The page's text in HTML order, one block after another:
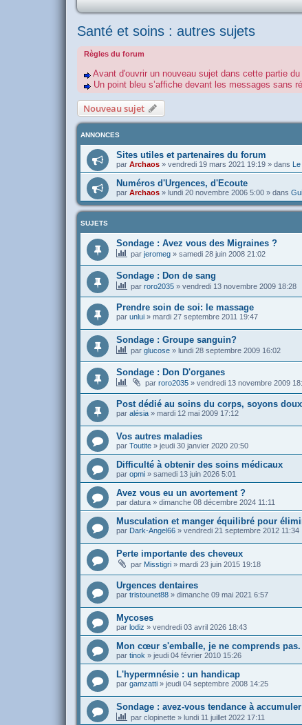
Santé et soins : autres sujets
Règles du forum
Avant d'ouvrir un nouveau sujet dans cette partie
Un point bleu s’affiche devant les messages sans
Nouveau sujet
ANNONCES
Sites utiles et partenaires du forum
par Archaos » vendredi 19 mars 2021 19:19 » dans
Numéros d'Urgences, d'Ecoute
par Archaos » lundi 20 novembre 2006 5:00 » dans
SUJETS
Sondage : Avez vous des Migraines ?
par jeromeg » samedi 28 juin 2008 21:02
Sondage : Don de sang
par roro2035 » vendredi 13 novembre 2009 18:28
Prendre soin de soi: le massage
par unlui » mardi 27 septembre 2011 19:47
Sondage : Groupe sanguin?
par glucose » lundi 28 septembre 2009 16:02
Sondage : Don D'organes
par roro2035 » vendredi 13 novembre 2009
Post dédié au soins du corps, soyons
par alésia » mardi 12 mai 2009 17:12
Vos autres maladies
par Toutite » jeudi 30 janvier 2020 20:50
Difficulté à obtenir des soins médicaux
par opmi » samedi 13 juin 2026 5:01
Avez vous eu un avortement ?
par datura » dimanche 08 décembre 2024 11:11
Musculation et manger équilibré pour
par Dark-Angel66 » vendredi 21 septembre 2012 11:34
Perte importante des cheveux
par Misstigri » mardi 23 juin 2015 19:18
Urgences dentaires
par tristounet88 » dimanche 09 mai 2021 6:57
Mycoses
par lodiz » vendredi 03 avril 2026 18:43
Mon cœur s'emballe, je ne comprends pas.
par tinok » jeudi 04 février 2010 15:26
L'hypermnésie : un handicap
par gamzatti » jeudi 04 septembre 2008 14:25
Sondage : avez-vous tendance à
par clopinette » lundi 11 juillet 2022 17:11